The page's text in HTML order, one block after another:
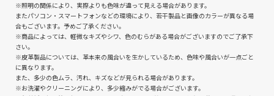
※照明の関係により、実際よりも色味が違って見える場合があります。
またパソコン・スマートフォンなどの環境により、若干製品と画像のカラーが異なる場
合もございます。予めご了承ください。
※商品によっては、軽微なキズやシワ、色のむらがある場合がございますのでご了承下
さい。
※皮革製品については、革本来の風合いを生かしているため、色味や風合いが一点ごと
に異なります。
また、多少の色ムラ、汚れ、キズなどが見られる場合があります。
※お洗濯やクリーニングにより、多少縮みがでる場合がございます。